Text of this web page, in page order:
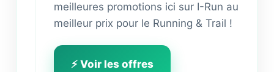
meilleures promotions ici sur I-Run au
meilleur prix pour le Running & Trail !
⚡ Voir les offres